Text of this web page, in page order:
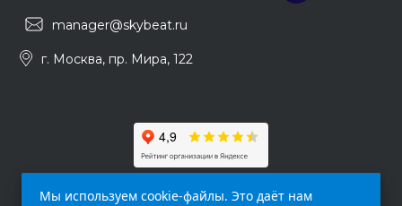
manager@skybeat.ru
г. Москва, пр. Мира, 122
Мы используем cookie-файлы. Это даёт нам